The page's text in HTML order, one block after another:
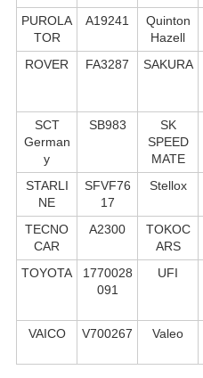
PUROLA
TOR
A19241
Quinton
Hazell
ROVER
FA3287 SAKURA
SCT
German
y
SB983
SK
SPEED
MATE
STARLI
NE
SFVF76
17
Stellox
TECNO
CAR
A2300
TOKOC
ARS
TOYOTA
1770028
091
UFI
VAICO V700267 Valeo